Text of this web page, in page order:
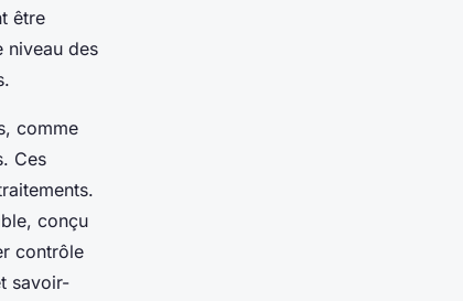
être
niveau des
comme
Ces
conçu
contrôle
savoir-